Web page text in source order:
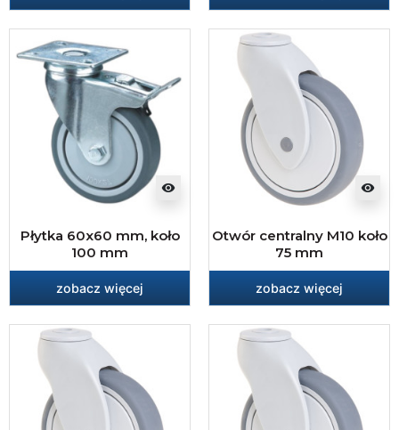
visibility
Płytka 60x60 mm, koło
100 mm
zobacz więcej
visibility
Otwór centralny M10 koło
75 mm
zobacz więcej